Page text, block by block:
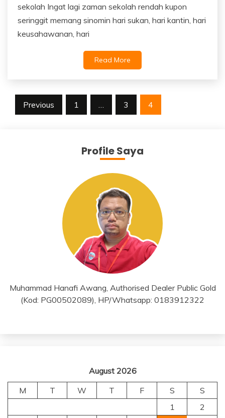
sekolah Ingat lagi zaman sekolah rendah kupon
seringgit memang sinomin hari sukan, hari kantin, hari
keusahawanan, hari
Read More
Posts
Previous 1 3 4
Profile Saya
Muhammad Hanafi Awang, Authorised Dealer Public Gold
(Kod: PG00502089), HP/Whatsapp: 0183912322
August 2026
M
T W T F S
S
1
2